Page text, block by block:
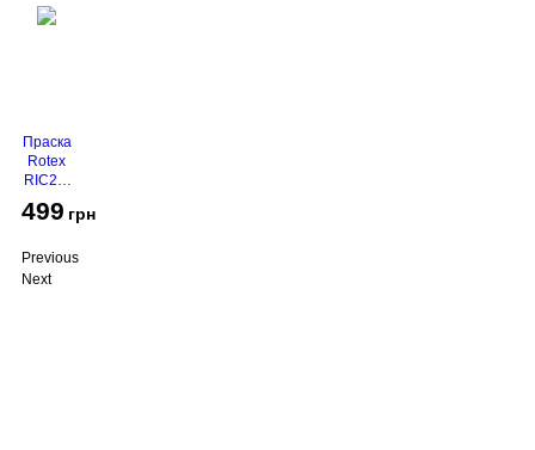
Праска
Rotex
RIC21-
Super
499 грн
Previous
Next